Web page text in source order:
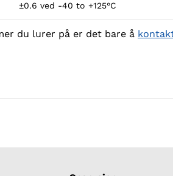
±0.6 ved -40 to +125°C
du lurer på er det bare å